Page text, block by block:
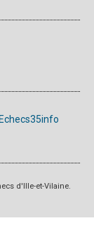
d'Ille-et-Vilaine.